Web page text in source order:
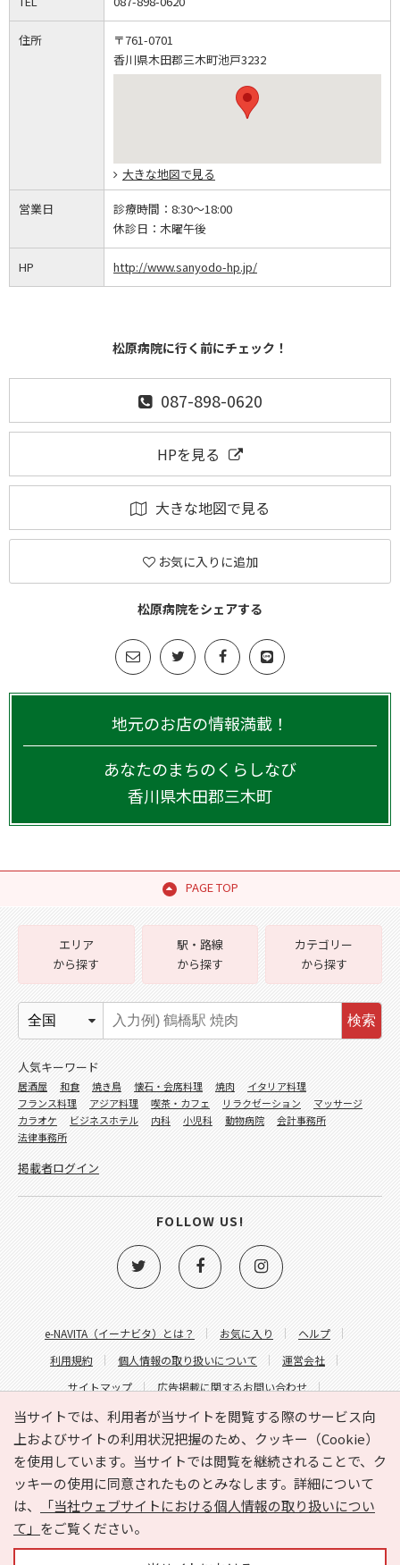
住所
〒761-0701
香川県木田郡三木町池戸3232
大きな地図で見る
営業日 診療時間： 8:30～18:00
休診日： 木曜午後
HP http://www.sanyodo-hp.jp/
松原病院に行く前にチェック！
087-898-0620
HPを見る
大きな地図で見る
お気に入りに追加
松原病院をシェアする
地元のお店の情報満載！
あなたのまちのくらしなび
香川県木田郡三木町
PAGE TOP
当サイトでは、利用者が当サイトを閲覧する際のサービス向
上およびサイトの利用状況把握のため、クッキー（Cookie）
を使用しています。当サイトでは閲覧を継続されることで、ク
ッキーの使用に同意されたものとみなします。詳細について
は、
「当社ウェブサイトにおける個人情報の取り扱いについ
て」 をご覧ください。
e-NAVITA（イーナビタ）とは？ お気に入り
ヘルプ
利用規約
個人情報の取り扱いについて
運営会社
サイトマップ
広告掲載に関するお問い合わせ
サイトの内容に関するお問い合わせ
エリア
から探す
駅・路線
から探す
カテゴリー
から探す
検索
人気キーワード
居酒屋 和食 焼き鳥 懐石・会席料理 焼肉
イタリア料理
フランス料理
アジア料理 喫茶・カフェ リラクゼーション
マッサージ
カラオケ
ビジネスホテル 内科 小児科 動物病院
会計事務所
法律事務所
掲載者ログイン
FOLLOW US!
Copyright © HYOJITO.Co.,Ltd. All Rights Reserved.